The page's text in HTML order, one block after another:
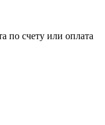
по счету или оплата